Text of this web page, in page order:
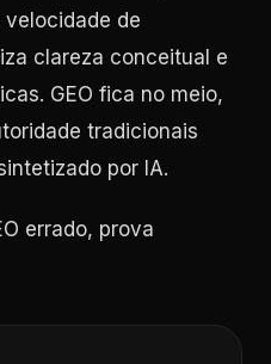
velocidade de
clareza conceitual e
GEO fica no meio,
tradicionais
por IA.
errado, prova